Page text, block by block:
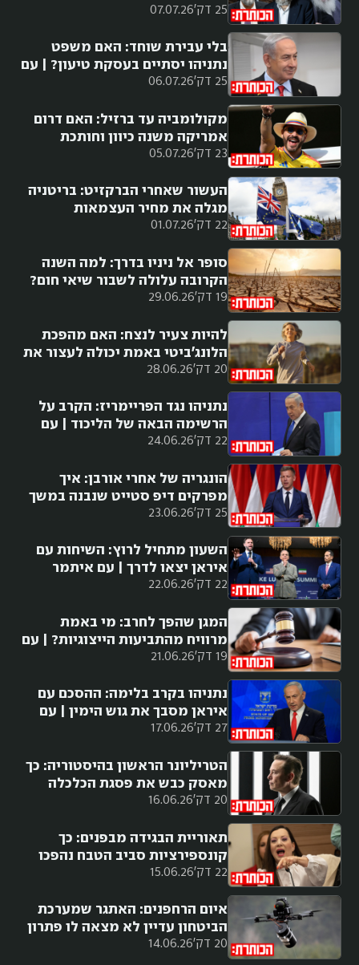
25 דק' 07.07.26
עם שילה פריד
25 דק' 06.07.26
בלי עבירת שוחד: האם משפט
נתניהו יסתיים בעסקת טיעון? | עם
נטעאל בנדל
23 דק' 05.07.26
מקולומביה עד ברזיל: האם דרום
אמריקה משנה כיוון וחותכת
ימינה?
22 דק' 01.07.26
העשור שאחרי הברקזיט: בריטניה
מגלה את מחיר העצמאות
19 דק' 29.06.26
סופר אל ניניו בדרך: למה השנה
הקרובה עלולה לשבור שיאי חום?
20 דק' 28.06.26
להיות צעיר לנצח: האם מהפכת
הלונג׳ביטי באמת יכולה לעצור את
הזיקנה?
22 דק' 24.06.26
נתניהו נגד הפריימריז: הקרב על
הרשימה הבאה של הליכוד | עם
יובל קרני
25 דק' 23.06.26
הונגריה של אחרי אורבן: איך
מפרקים דיפ סטייט שנבנה במשך
עשור וחצי?
22 דק' 22.06.26
השעון מתחיל לרוץ: השיחות עם
איראן יצאו לדרך | עם איתמר
אייכנר
19 דק' 21.06.26
המגן שהפך לחרב: מי באמת
מרוויח מהתביעות הייצוגיות? | עם
אביר קארה
27 דק' 17.06.26
נתניהו בקרב בלימה: ההסכם עם
איראן מסבך את גוש הימין | עם
מורן אזולאי
20 דק' 16.06.26
הטריליונר הראשון בהיסטוריה: כך
מאסק כבש את פסגת הכלכלה
העולמית
22 דק' 15.06.26
תאוריית הבגידה מבפנים: כך
קונספירציות סביב הטבח נהפכו
לנשק פוליטי
20 דק' 14.06.26
איום הרחפנים: האתגר שמערכת
הביטחון עדיין לא מצאה לו פתרון